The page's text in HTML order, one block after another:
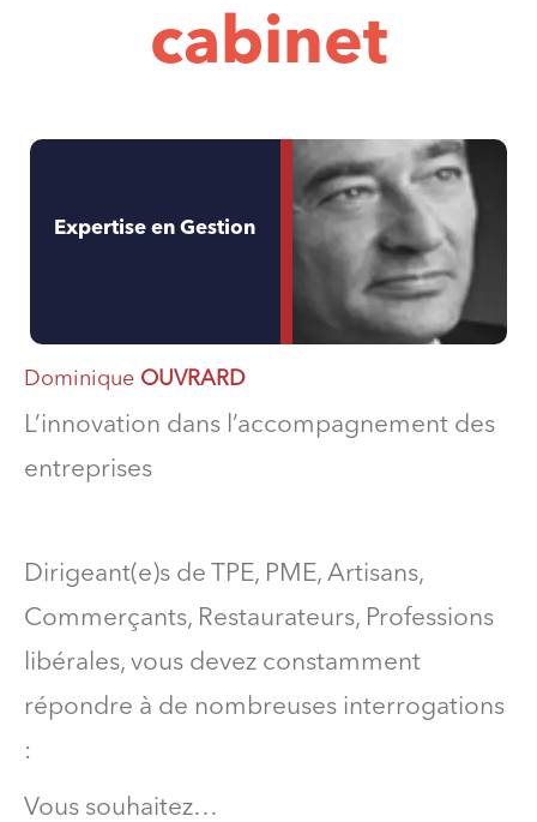
cabinet
Expertise en Gestion
Dominique OUVRARD
L’innovation dans l’accompagnement des
entreprises
Dirigeant(e)s de TPE, PME, Artisans,
Commerçants, Restaurateurs, Professions
libérales, vous devez constamment
répondre à de nombreuses interrogations
:
Vous souhaitez…